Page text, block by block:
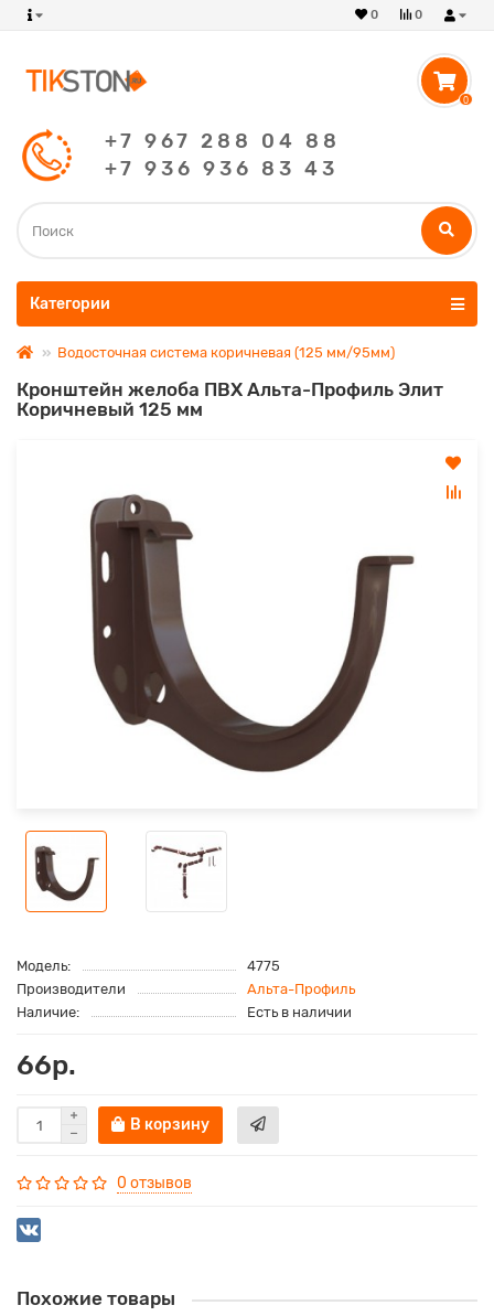
0
0
0
+7 967 288 04 88
+7 936 936 83 43
Категории
Водосточная система коричневая (125 мм/95мм)
Кронштейн желоба ПВХ Альта-Профиль Элит
Коричневый 125 мм
Модель:
4775
Производители
Альта-Профиль
Наличие:
Есть в наличии
66р.
В корзину
0 отзывов
Похожие товары